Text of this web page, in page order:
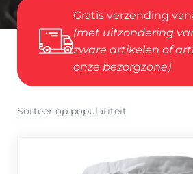
Gratis verzending
(met uitzondering
zware artikelen of
onze bezorgzone)